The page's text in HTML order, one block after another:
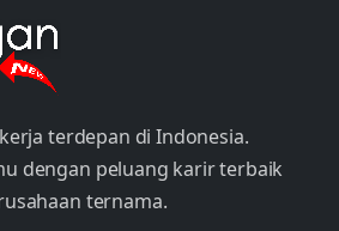
terdepan di Indonesia.
dengan peluang karir terbaik
ternama.